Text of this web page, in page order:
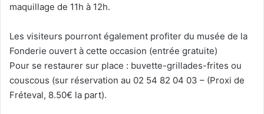
maquillage de 11h à 12h.
Les visiteurs pourront également profiter du musée de la
Fonderie ouvert à cette occasion (entrée gratuite)
Pour se restaurer sur place : buvette-grillades-frites ou
couscous (sur réservation au 02 54 82 04 03 – (Proxi de
Fréteval, 8.50€ la part).